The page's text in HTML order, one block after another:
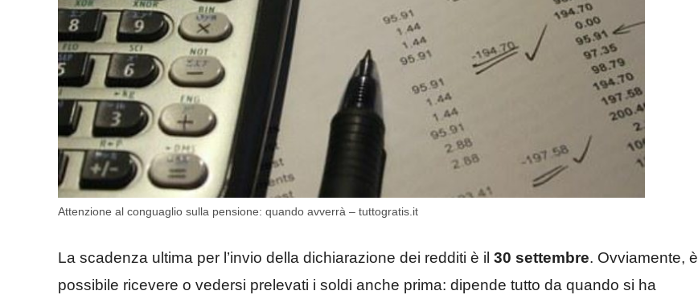
Attenzione al conguaglio sulla pensione: quando avverrà – tuttogratis.it
La scadenza ultima per l’invio della dichiarazione dei redditi è il 30 settembre. Ovviamente, è
possibile ricevere o vedersi prelevati i soldi anche prima: dipende tutto da quando si ha